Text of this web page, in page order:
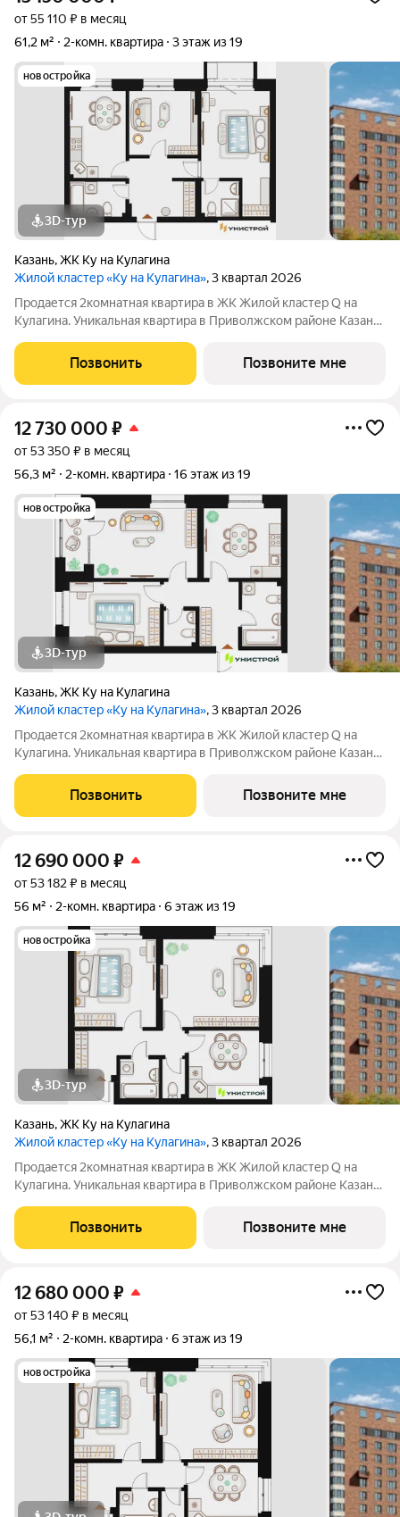
от 55 110 ₽ в месяц
61,2 м²
2-комн. квартира 3 этаж из 19
новостройка
3D-тур
Казань,ЖК Ку на Кулагина
Жилой кластер «Ку на Кулагина», 3 квартал 2026
Продается 2комнатная квартира в ЖК Жилой кластер Q на
Кулагина. Уникальная квартира в Приволжском районе Казани,
Собственный детский сад, школа, дворы-парки с сенсорными
игровыми и
Позвонить Позвоните мне
12 730 000 ₽
от 53 350 ₽ в месяц
56,3 м²
2-комн. квартира 16 этаж из 19
новостройка
3D-тур
Казань,ЖК Ку на Кулагина
Жилой кластер «Ку на Кулагина», 3 квартал 2026
Продается 2комнатная квартира в ЖК Жилой кластер Q на
Кулагина. Уникальная квартира в Приволжском районе Казани,
Собственный детский сад, школа, дворы-парки с сенсорными
игровыми и
Позвонить Позвоните мне
12 690 000 ₽
от 53 182 ₽ в месяц
56 м²
2-комн. квартира 6 этаж из 19
новостройка
3D-тур
Казань,ЖК Ку на Кулагина
Жилой кластер «Ку на Кулагина», 3 квартал 2026
Продается 2комнатная квартира в ЖК Жилой кластер Q на
Кулагина. Уникальная квартира в Приволжском районе Казани,
Собственный детский сад, школа, дворы-парки с сенсорными
игровыми и
Позвонить Позвоните мне
12 680 000 ₽
от 53 140 ₽ в месяц
56,1 м²
2-комн. квартира 6 этаж из 19
новостройка